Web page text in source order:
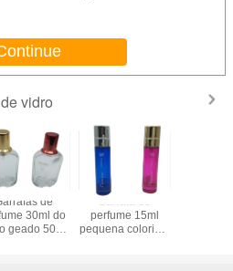
vidro
de
30ml do
geado 50ml
Garrafa de
perfume 15ml
pequena colorida,